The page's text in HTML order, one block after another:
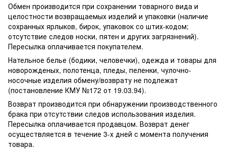
Обмен производится при сохранении товарного вида и
целостности возвращаемых изделий и упаковки (наличие
сохранных ярлыков, бирок, упаковок со штих-кодом;
отсутствие следов носки, пятен и других загрязнений).
Пересылка оплачивается покупателем.
Нательное белье (бодики, человечки), одежда и товары для
новорожденых, полотенца, пледы, пеленки, чулочно-
носочные изделия обмену/возврату не подлежат
(постановление КМУ №172 от 19.03.94).
Возврат производится при обнаружении производственного
брака при отсутствии следов использования изделия.
Пересылка оплачивается продавцом. Возврат денег
осуществляется в течение 3-х дней с момента получения
товара.